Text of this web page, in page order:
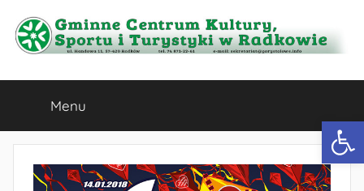
treści
Gminne
Centrum
Kultury,
Menu